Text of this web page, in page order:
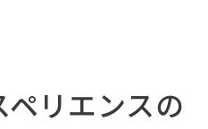
リエンスの